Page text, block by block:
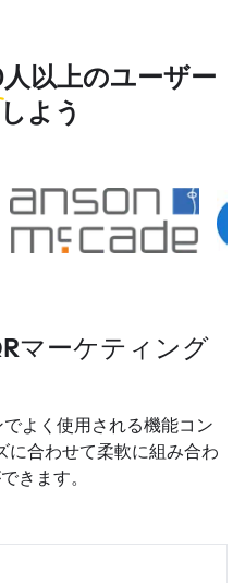
人以上のユーザー
よう
マーケティング
よく使用される機能コン
に合わせて柔軟に組み合わ
きます。